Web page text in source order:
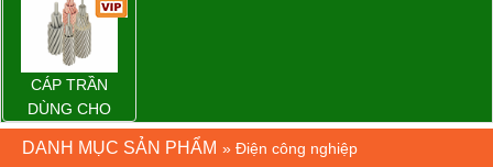
CÁP TRẦN
DÙNG CHO
ĐƯỜNG DÂY
TẢI ĐIỆN TRÊN
DANH MỤC SẢN PHẨM » Điện công nghiệp